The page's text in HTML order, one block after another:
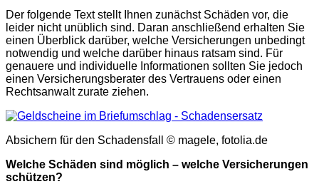
Der folgende Text stellt Ihnen zunächst Schäden vor, die
leider nicht unüblich sind. Daran anschließend erhalten Sie
einen Überblick darüber, welche Versicherungen unbedingt
notwendig und welche darüber hinaus ratsam sind. Für
genauere und individuelle Informationen sollten Sie jedoch
einen Versicherungsberater des Vertrauens oder einen
Rechtsanwalt zurate ziehen.
Absichern für den Schadensfall © magele, fotolia.de
Welche Schäden sind möglich – welche Versicherungen
schützen?